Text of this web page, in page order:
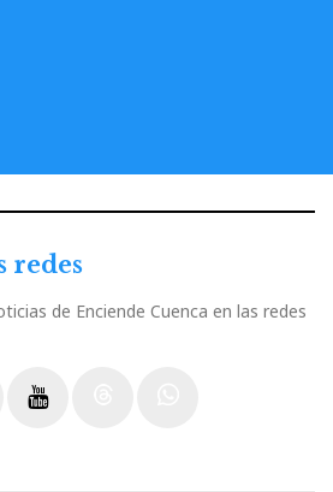
redes
de Enciende Cuenca en las redes